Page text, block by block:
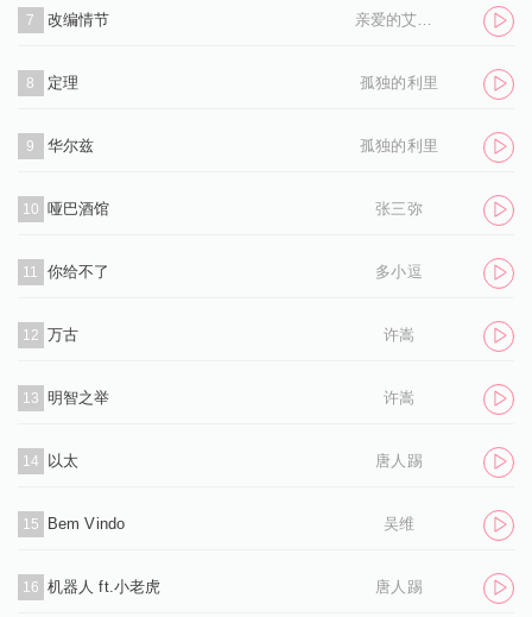
7 改编情节 亲爱的艾洛伊丝
8 定理 孤独的利里
9 华尔兹 孤独的利里
10 哑巴酒馆 张三弥
11 你给不了 多小逗
12 万古 许嵩
13 明智之举 许嵩
14 以太 唐人踢
15 Bem Vindo 吴维
16 机器人 ft.小老虎 唐人踢